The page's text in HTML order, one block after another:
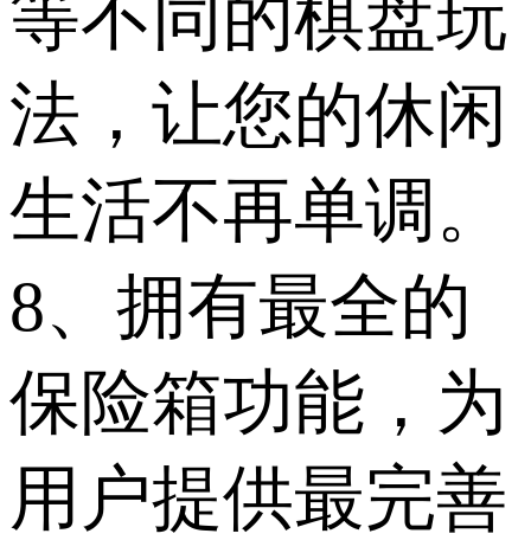
等不同的棋盘玩
法，让您的休闲
生活不再单调。
8、拥有最全的
保险箱功能，为
用户提供最完善